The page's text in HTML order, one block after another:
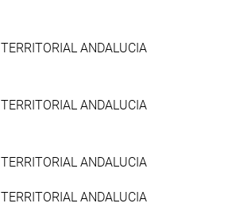
TERRITORIAL ANDALUCIA
TERRITORIAL ANDALUCIA
TERRITORIAL ANDALUCIA
TERRITORIAL ANDALUCIA